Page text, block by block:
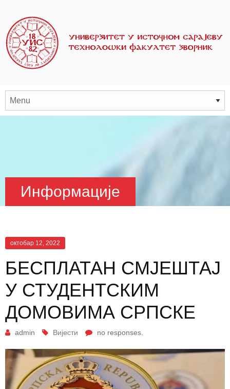
Информације
октобар 12, 2022
БЕСПЛАТАН СМЈЕШТАЈ
У СТУДЕНТСКИМ
ДОМОВИМА СРПСКЕ
admin Вијести no responses.